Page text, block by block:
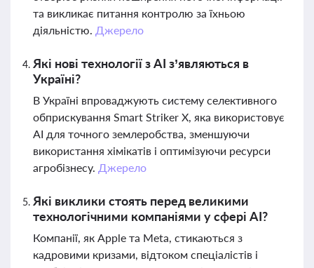
та викликає питання контролю за їхньою
діяльністю. Джерело
Які нові технології з AI з’являються в
Україні?
В Україні впроваджують систему селективного
обприскування Smart Striker X, яка використовує
AI для точного землеробства, зменшуючи
використання хімікатів і оптимізуючи ресурси
агробізнесу. Джерело
Які виклики стоять перед великими
технологічними компаніями у сфері AI?
Компанії, як Apple та Meta, стикаються з
кадровими кризами, відтоком спеціалістів і